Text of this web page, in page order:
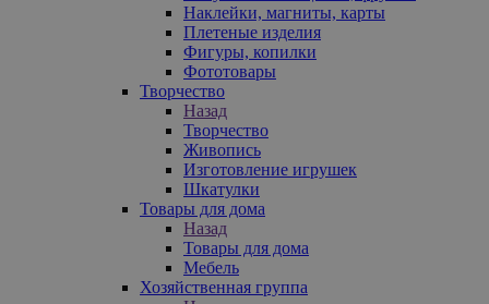
Наклейки, магниты, карты
Плетеные изделия
Фигуры, копилки
Фототовары
Творчество
Назад
Творчество
Живопись
Изготовление игрушек
Шкатулки
Товары для дома
Назад
Товары для дома
Мебель
Хозяйственная группа